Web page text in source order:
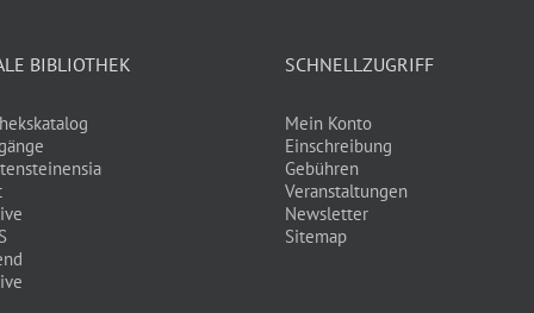
BIBLIOTHEK SCHNELLZUGRIFF
Mein Konto
Einschreibung
Gebühren
Veranstaltungen
Newsletter
Sitemap